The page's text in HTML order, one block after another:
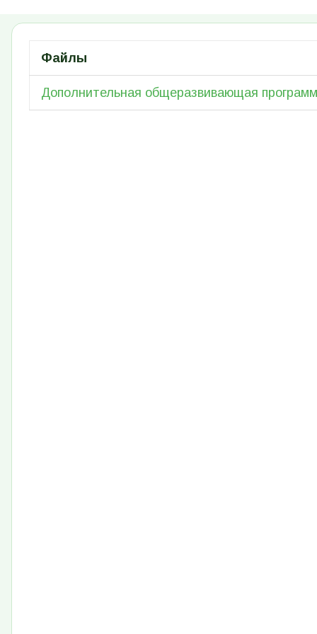
Файлы
Дополнительная общеразвивающая